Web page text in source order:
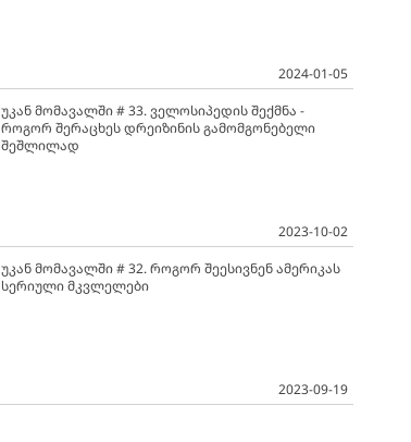
2024-01-05
უკან მომავალში # 33. ველოსიპედის შექმნა -
როგორ შერაცხეს დრეიზინის გამომგონებელი
შეშლილად
2023-10-02
უკან მომავალში # 32. როგორ შეესივნენ ამერიკას
სერიული მკვლელები
2023-09-19